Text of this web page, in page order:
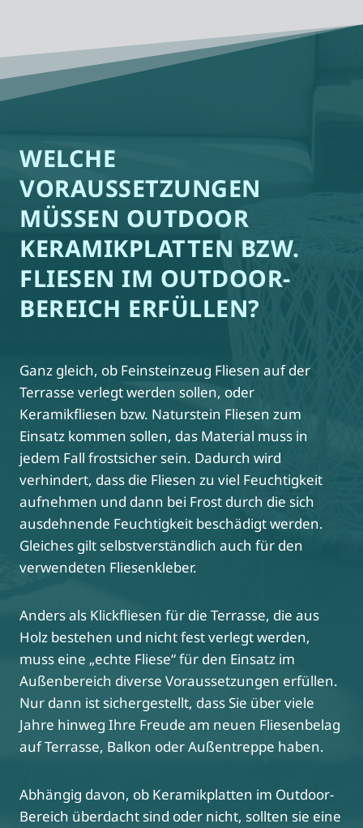
WELCHE
VORAUSSETZUNGEN
MÜSSEN OUTDOOR
KERAMIKPLATTEN BZW.
FLIESEN IM OUTDOOR-
BEREICH ERFÜLLEN?
Ganz gleich, ob Feinsteinzeug Fliesen auf der
Terrasse verlegt werden sollen, oder
Keramikfliesen bzw. Naturstein Fliesen zum
Einsatz kommen sollen, das Material muss in
jedem Fall frostsicher sein. Dadurch wird
verhindert, dass die Fliesen zu viel Feuchtigkeit
aufnehmen und dann bei Frost durch die sich
ausdehnende Feuchtigkeit beschädigt werden.
Gleiches gilt selbstverständlich auch für den
verwendeten Fliesenkleber.
Anders als Klickfliesen für die Terrasse, die aus
Holz bestehen und nicht fest verlegt werden,
muss eine „echte Fliese“ für den Einsatz im
Außenbereich diverse Voraussetzungen erfüllen.
Nur dann ist sichergestellt, dass Sie über viele
Jahre hinweg Ihre Freude am neuen Fliesenbelag
auf Terrasse, Balkon oder Außentreppe haben.
Abhängig davon, ob Keramikplatten im Outdoor-
Bereich überdacht sind oder nicht, sollten sie eine